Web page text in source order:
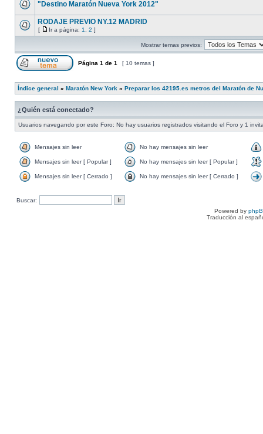
"Destino Maratón Nueva York 2012"
RODAJE PREVIO NY.12 MADRID
[ Ir a página: 1 2 ]
Mostrar temas previos:
Página 1 de 1 [ 10 temas ]
Índice general » Maratón New York » Preparar los 42195.es metros del Maratón de
¿Quién está conectado?
Usuarios navegando por este Foro: No hay usuarios registrados visitando el Foro y 1
Mensajes sin leer No hay mensajes sin leer
Mensajes sin leer [ Popular ] No hay mensajes sin leer [ Popular ]
Mensajes sin leer [ Cerrado ] No hay mensajes sin leer [ Cerrado ]
Buscar:
Powered by
Traducción al